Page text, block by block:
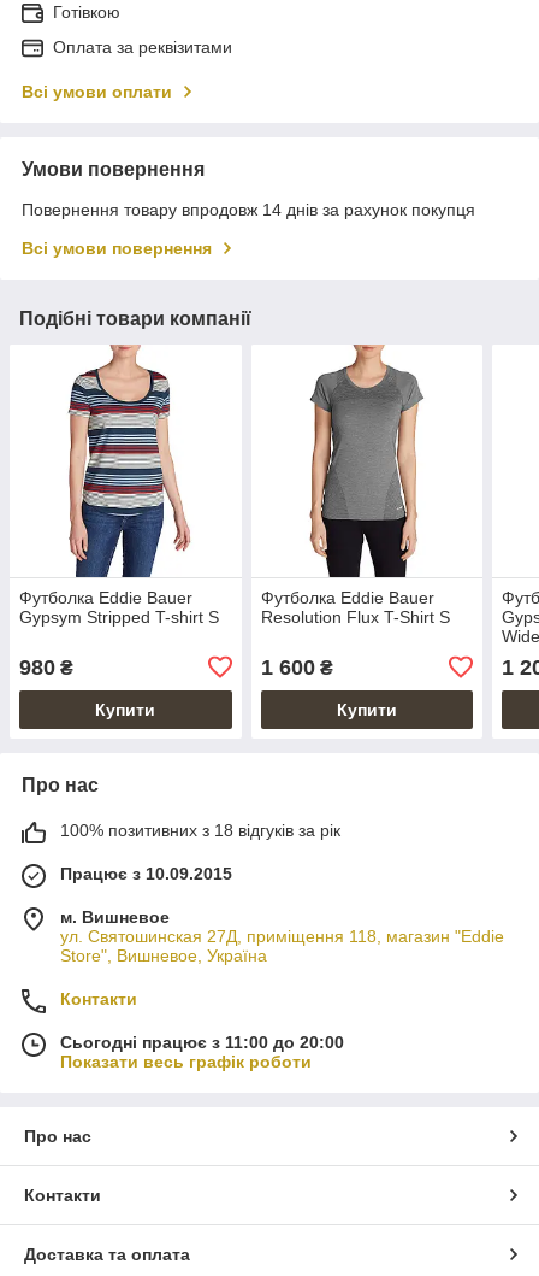
Готівкою
Оплата за реквізитами
Всі умови оплати
Умови повернення
Повернення товару впродовж 14 днів за рахунок покупця
Всі умови повернення
Подібні товари компанії
Футболка Eddie Bauer
Gypsym Stripped T-shirt S
980 ₴
Купити
Футболка Eddie Bauer
Resolution Flux T-Shirt S
1 600₴
Купити
1
Про нас
100% позитивних з 18 відгуків за рік
Працює з 10.09.2015
м. Вишневое
ул. Святошинская 27Д, приміщення 118, магазин "Eddie
Store", Вишневое, Україна
Контакти
Сьогодні працює з 11:00 до 20:00
Показати весь графік роботи
Про нас
Контакти
Доставка та оплата